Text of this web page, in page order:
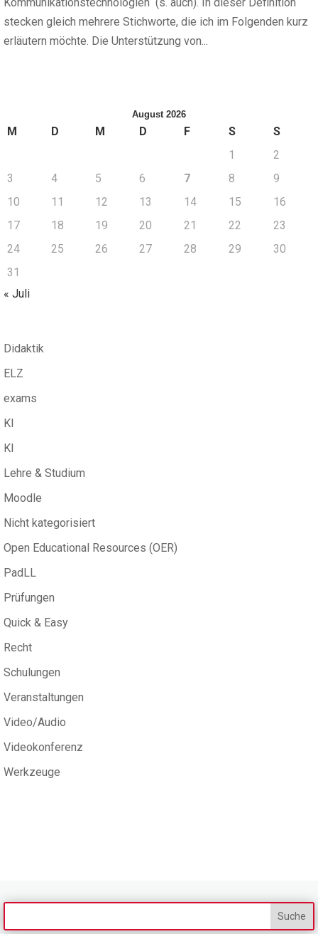
stecken gleich mehrere Stichworte, die ich im Folgenden kurz
erläutern möchte. Die Unterstützung von...
August 2026
M D M D F S
S
1
2
3
4 5 6 7 8
9
10
11 12 13 14 15
16
17
18 19 20 21 22
23
24
25 26 27 28 29
30
31
« Juli
Didaktik
ELZ
exams
KI
KI
Lehre & Studium
Moodle
Nicht kategorisiert
Open Educational Resources (OER)
PadLL
Prüfungen
Quick & Easy
Recht
Schulungen
Veranstaltungen
Video/Audio
Videokonferenz
Werkzeuge